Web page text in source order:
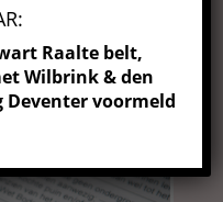
Raalte belt,
Wilbrink & den
voormeld